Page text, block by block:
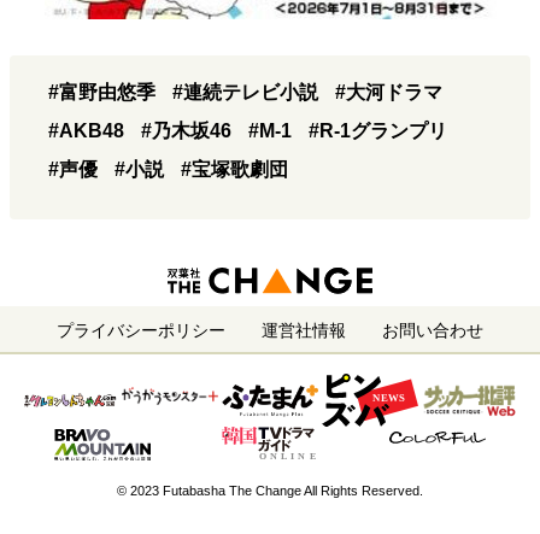
#富野由悠季 #連続テレビ小説
#大河ドラマ
#AKB48
#乃木坂46 #M-1
#R-1グランプリ
#声優
#小説 #宝塚歌劇団
プライバシーポリシー 運営社情報 お問い合わせ
© 2023 Futabasha The Change All Rights Reserved.